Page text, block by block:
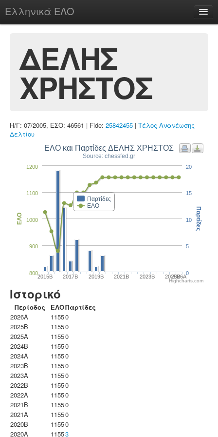
Ελληνικά ΕΛΟ
chesstu.be @ discord
Login
ΔΕΛΗΣ
ΧΡΗΣΤΟΣ
Η/Γ: 07/2005, ΕΣΟ: 46561 | Fide: 25842455 | Τέλος Ανανέωσης
Δελτίου
ΕΛΟ και Παρτίδες ΔΕΛΗΣ ΧΡΗΣΤΟΣ
Source: chessfed.gr
Παρτίδες
ΕΛΟ
2015B 2017B 2019B 2021B 2023B 2025B
2026A
800
900
1000
1100
1200
ΕΛΟ
0
5
10
15
20
Παρτίδες
Highcharts.com
Ιστορικό
Περίοδος ΕΛΟΠαρτίδες
2026A
11550
2025B
11550
2025A
11550
2024B
11550
2024A
11550
2023B
11550
2023Α
11550
2022B
11550
2022A
11550
2021B
11550
2021A
11550
2020B
11550
2020A
11553